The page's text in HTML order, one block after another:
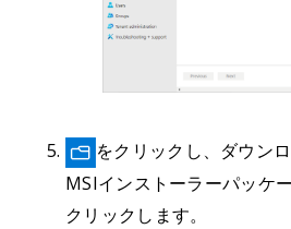
をクリックし、ダウン
MSIインストーラーパッケ
クリックします。